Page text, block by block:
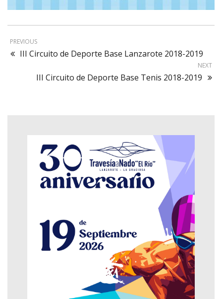
PREVIOUS
III Circuito de Deporte Base Lanzarote 2018-2019
NEXT
III Circuito de Deporte Base Tenis 2018-2019